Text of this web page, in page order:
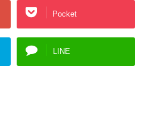
Pocket
LINE